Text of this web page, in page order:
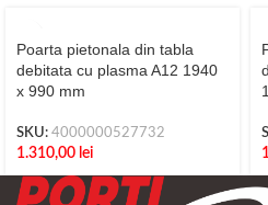
Poarta pietonala din tabla
debitata cu plasma A12 1940
x 990 mm
SKU: 4000000527732
1.310,00 lei